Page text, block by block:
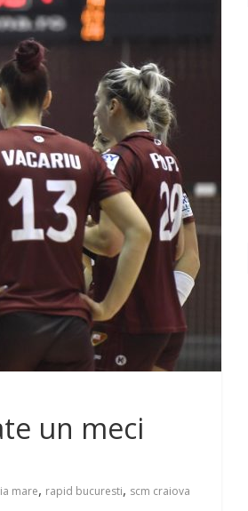
un meci
mare, rapid bucuresti, scm craiova